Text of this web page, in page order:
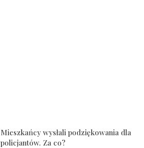
Mieszkańcy wysłali podziękowania dla
policjantów. Za co?